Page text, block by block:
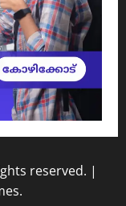
reserved. |